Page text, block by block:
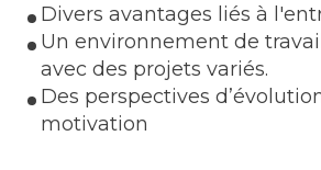
Divers avantages liés à
Un environnement de
avec des projets variés.
Des perspectives
motivation